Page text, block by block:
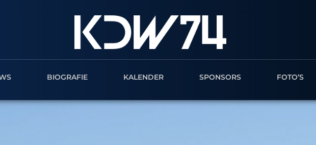
BIOGRAFIE KALENDER SPONSORS FOTO’S